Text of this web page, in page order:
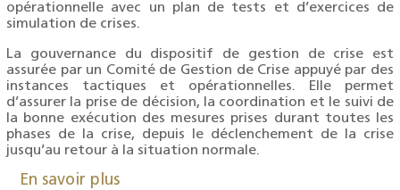
opérationnelle avec un plan de tests et d’exercices de
simulation de crises.
La gouvernance du dispositif de gestion de crise est
assurée par un Comité de Gestion de Crise appuyé par des
instances tactiques et opérationnelles. Elle permet
d’assurer la prise de décision, la coordination et le suivi de
la bonne exécution des mesures prises durant toutes les
phases de la crise, depuis le déclenchement de la crise
jusqu’au retour à la situation normale.
En savoir plus